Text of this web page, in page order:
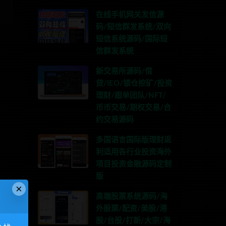
在线手机网关发信源
码/短信群发系统/双向
短信系统源码/国际短
信群发系统
新交易所源码/借
贷/IEO/锁仓挖矿/投资
理财/跟单团队/NFT/
币币交易/期权交易/合
约交易源码
多国语言国际版理财返
利适用各行业投资海外
项目投资金融源码定制
版
高端股票系统源码/海
外股票/配资/美股/港
股/台股/打新/大宗/海
×